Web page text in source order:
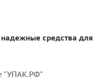
средства для
"УПАК.РФ"